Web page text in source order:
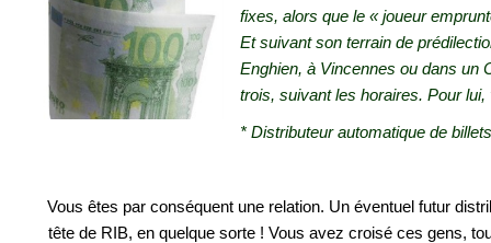
fixes, alors que le « joueur
Et suivant son terrain de
Enghien, à Vincennes ou dans un
trois, suivant les horaires. Pour
* Distributeur automatique de
Vous êtes par conséquent une relation. Un éventuel futur
tête de RIB, en quelque sorte ! Vous avez croisé ces gens,